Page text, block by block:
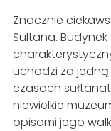
Znacznie
Sultana.
uchodzi za
czasach
niewielkie
opisami jego